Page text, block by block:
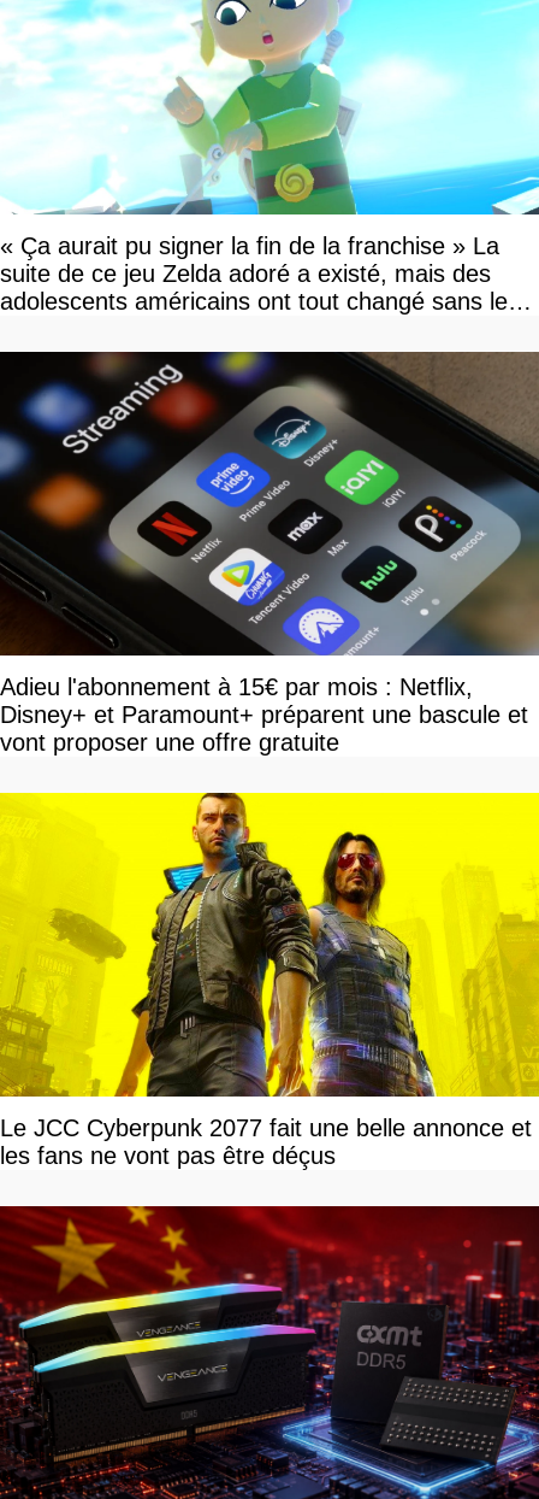
« Ça aurait pu signer la fin de la franchise » La
suite de ce jeu Zelda adoré a existé, mais des
adolescents américains ont tout changé sans le
Adieu l'abonnement à 15€ par mois : Netflix,
Disney+ et Paramount+ préparent une bascule et
vont proposer une offre gratuite
Le JCC Cyberpunk 2077 fait une belle annonce et
les fans ne vont pas être déçus